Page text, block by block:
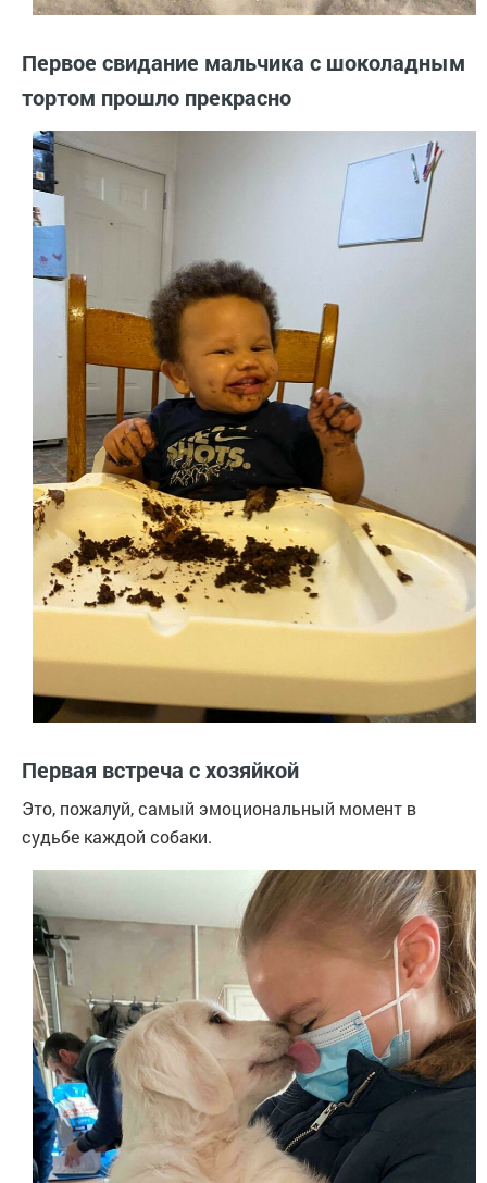
Первое свидание мальчика с шоколадным
тортом прошло прекрасно
Первая встреча с хозяйкой
Это, пожалуй, самый эмоциональный момент в
судьбе каждой собаки.